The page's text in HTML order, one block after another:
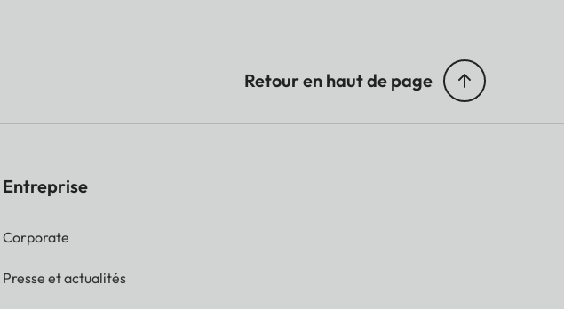
Retour en haut de page
Entreprise
Corporate
Presse et actualités